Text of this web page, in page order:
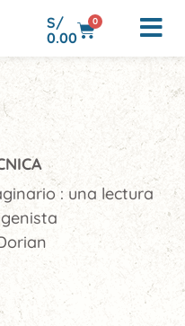
S/
0.00
0
: una lectura